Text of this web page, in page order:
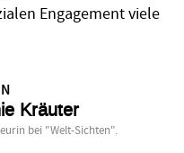
Engagement viele
Kräuter
bei "Welt-Sichten".